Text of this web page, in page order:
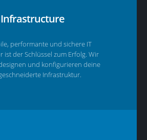
Infrastructure
performante und sichere IT
ist der Schlüssel zum Erfolg. Wir
und konfigurieren deine
Infrastruktur.